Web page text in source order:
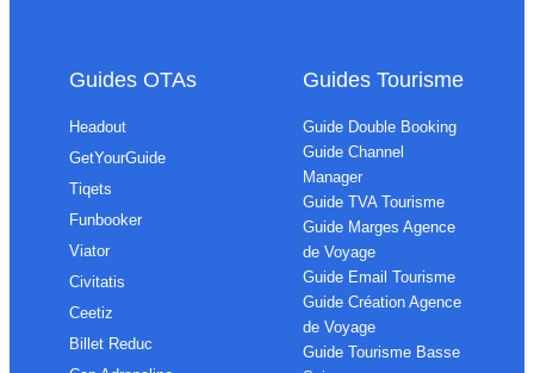
Guides OTAs
Headout
GetYourGuide
Tiqets
Funbooker
Viator
Civitatis
Ceetiz
Billet Reduc
Guides Tourisme
Guide Double Booking
Guide Channel
Manager
Guide TVA Tourisme
Guide Marges Agence
de Voyage
Guide Email Tourisme
Guide Création Agence
de Voyage
Guide Tourisme Basse